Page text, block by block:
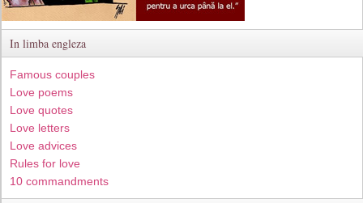
In limba engleza
Famous couples
Love poems
Love quotes
Love letters
Love advices
Rules for love
10 commandments